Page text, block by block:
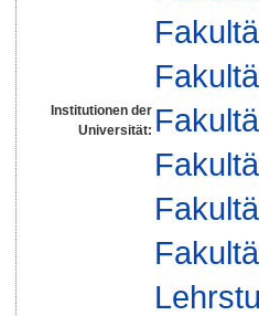
Institutionen der
Universität: